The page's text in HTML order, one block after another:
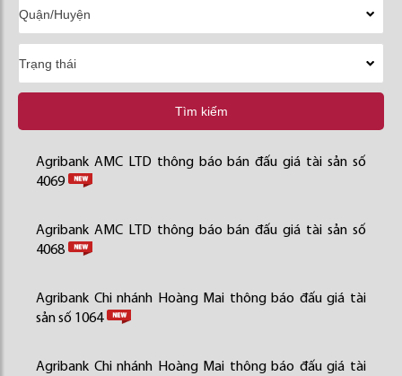
Tìm kiếm
Agribank AMC LTD thông báo bán đấu giá tài sản số
4069
Agribank AMC LTD thông báo bán đấu giá tài sản số
4068
Agribank Chi nhánh Hoàng Mai thông báo đấu giá tài
sản số 1064
Agribank Chi nhánh Hoàng Mai thông báo đấu giá tài